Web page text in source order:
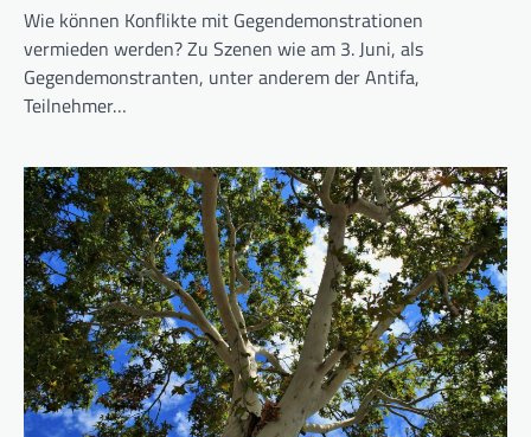
Wie können Konflikte mit Gegendemonstrationen
vermieden werden? Zu Szenen wie am 3. Juni, als
Gegendemonstranten, unter anderem der Antifa,
Teilnehmer…